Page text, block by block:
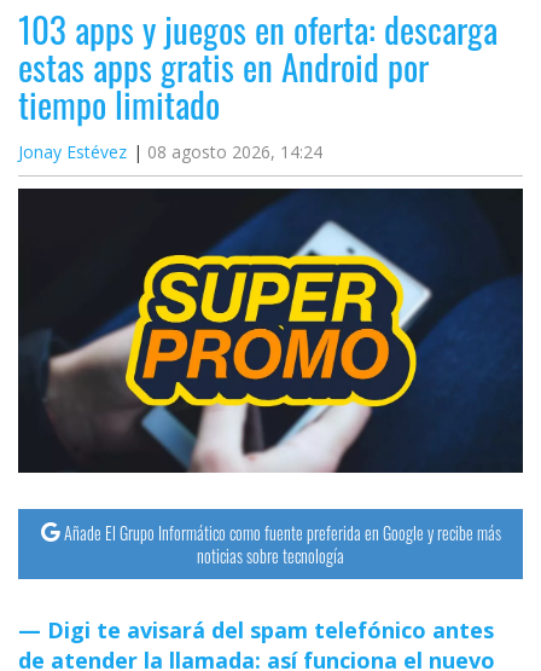
103 apps y juegos en oferta: descarga
estas apps gratis en Android por
tiempo limitado
Jonay Estévez 08 agosto 2026, 14:24
Añade El Grupo Informático como fuente preferida en Google y recibe más
noticias sobre tecnología
Digi te avisará del spam telefónico antes
de atender la llamada: así funciona el nuevo